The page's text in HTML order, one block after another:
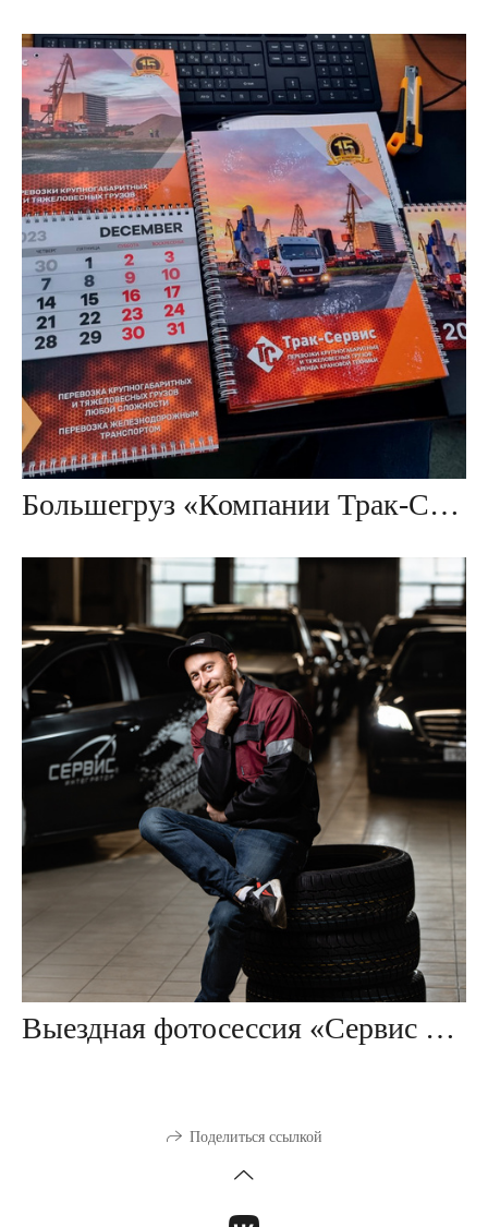
Большегруз «Компании Трак-Сервис»
Выездная фотосессия «Сервис интегратор»
Поделиться ссылкой